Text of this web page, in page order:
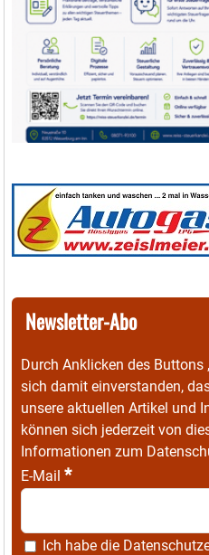
Newsletter-Abo
Durch Anklicken des Buttons
sich damit einverstanden,
unsere aktuellen Artikel und
können sich jederzeit von
Informationen zum
E-Mail *
Ich habe die